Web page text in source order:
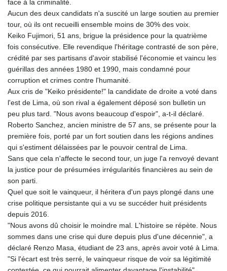
20648.821428
ILS 3.46629
IMP 0.856077
INR 109.809273
IQD
1509.393123
IRR
1584474.640687
ISK 142.41109
JEP 0.856077
JMD 182.637459
JOD 0.81708
JPY 182.544457
KES 149.083075
KGS 100.783234
4675.235131
KMF 492.105126
1640.600173
KWD 0.356874
KYD 0.960205
KZT 539.927945
LAK
face à la criminalité.
Aucun des deux candidats n'a suscité un large soutien au premier
tour, où ils ont recueilli ensemble moins de 30% des voix.
Keiko Fujimori, 51 ans, brigue la présidence pour la quatrième
fois consécutive. Elle revendique l'héritage contrasté de son père,
crédité par ses partisans d'avoir stabilisé l'économie et vaincu les
guérillas des années 1980 et 1990, mais condamné pour
corruption et crimes contre l'humanité.
Aux cris de "Keiko présidente!" la candidate de droite a voté dans
l'est de Lima, où son rival a également déposé son bulletin un
peu plus tard. "Nous avons beaucoup d'espoir", a-t-il déclaré.
Roberto Sanchez, ancien ministre de 57 ans, se présente pour la
première fois, porté par un fort soutien dans les régions andines
qui s'estiment délaissées par le pouvoir central de Lima.
Sans que cela n'affecte le second tour, un juge l'a renvoyé devant
la justice pour de présumées irrégularités financières au sein de
son parti.
Quel que soit le vainqueur, il héritera d'un pays plongé dans une
crise politique persistante qui a vu se succéder huit présidents
depuis 2016.
"Nous avons dû choisir le moindre mal. L'histoire se répète. Nous
sommes dans une crise qui dure depuis plus d'une décennie", a
déclaré Renzo Masa, étudiant de 23 ans, après avoir voté à Lima.
"Si l'écart est très serré, le vainqueur risque de voir sa légitimité